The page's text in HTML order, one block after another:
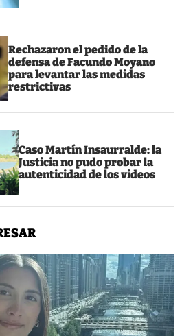
Rechazaron el pedido de la
defensa de Facundo Moyano
para levantar las medidas
restrictivas
Caso Martín Insaurralde: la
Justicia no pudo probar la
autenticidad de los videos